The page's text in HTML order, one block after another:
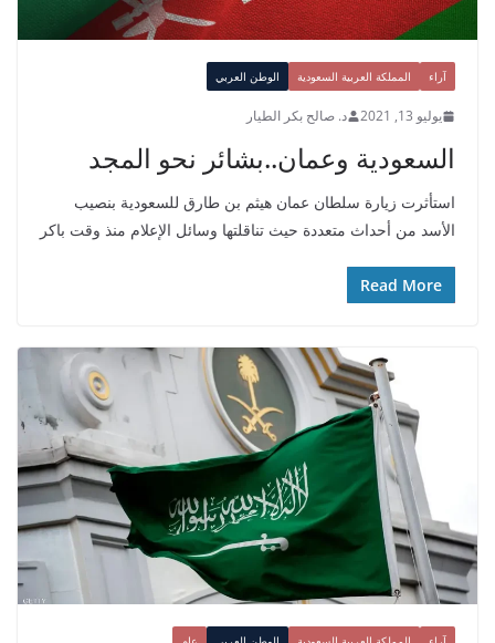
آراء المملكة العربية السعودية الوطن العربي
يوليو 13, 2021 د. صالح بكر الطيار
السعودية وعمان..بشائر نحو المجد
استأثرت زيارة سلطان عمان هيثم بن طارق للسعودية بنصيب
الأسد من أحداث متعددة حيث تناقلتها وسائل الإعلام منذ وقت باكر
Read More